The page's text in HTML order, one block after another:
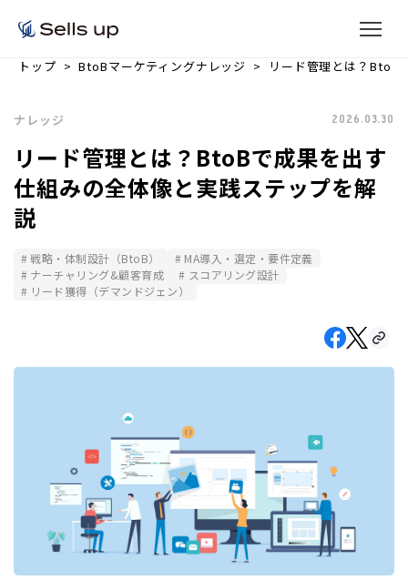
トップ BtoBマーケティングナレッジ リード管理とは？BtoB
ナレッジ 2026.03.30
リード管理とは？BtoBで成果を出す
仕組みの全体像と実践ステップを解
説
戦略・体制設計（BtoB）
MA導入・選定・要件定義
ナーチャリング&顧客育成
スコアリング設計
リード獲得（デマンドジェン）